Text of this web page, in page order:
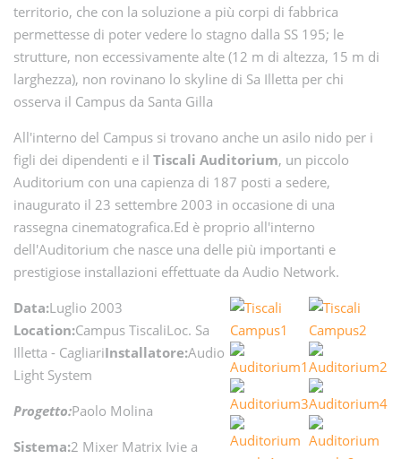
territorio, che con la soluzione a più corpi di fabbrica
permettesse di poter vedere lo stagno dalla SS 195; le
strutture, non eccessivamente alte (12 m di altezza, 15 m di
larghezza), non rovinano lo skyline di Sa Illetta per chi
osserva il Campus da Santa Gilla
All'interno del Campus si trovano anche un asilo nido per i
figli dei dipendenti e il Tiscali Auditorium, un piccolo
Auditorium con una capienza di 187 posti a sedere,
inaugurato il 23 settembre 2003 in occasione di una
rassegna cinematografica.Ed è proprio all'interno
dell'Auditorium che nasce una delle più importanti e
prestigiose installazioni effettuate da Audio Network.
Data:Luglio 2003
Location:Campus TiscaliLoc. Sa
Illetta - CagliariInstallatore:Audio
Light System
Progetto:Paolo Molina
Sistema:2 Mixer Matrix Ivie a